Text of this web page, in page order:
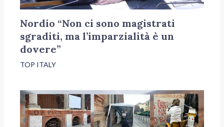
Nordio “Non ci sono magistrati
sgraditi, ma l’imparzialità è un
dovere”
TOP ITALY